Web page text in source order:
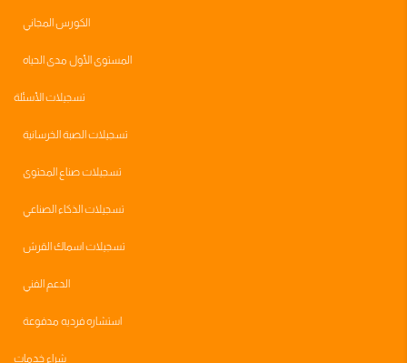
الكورس المجاني
المستوى الأول مدى الحياه
تسجيلات الأسئلة
تسجيلات الصبة الخرسانية
تسجيلات صناع المحتوى
تسجيلات الذكاء الصناعي
تسجيلات اسماك القرش
الدعم الفني
استشاره فرديه مدفوعة
شراء خدمات